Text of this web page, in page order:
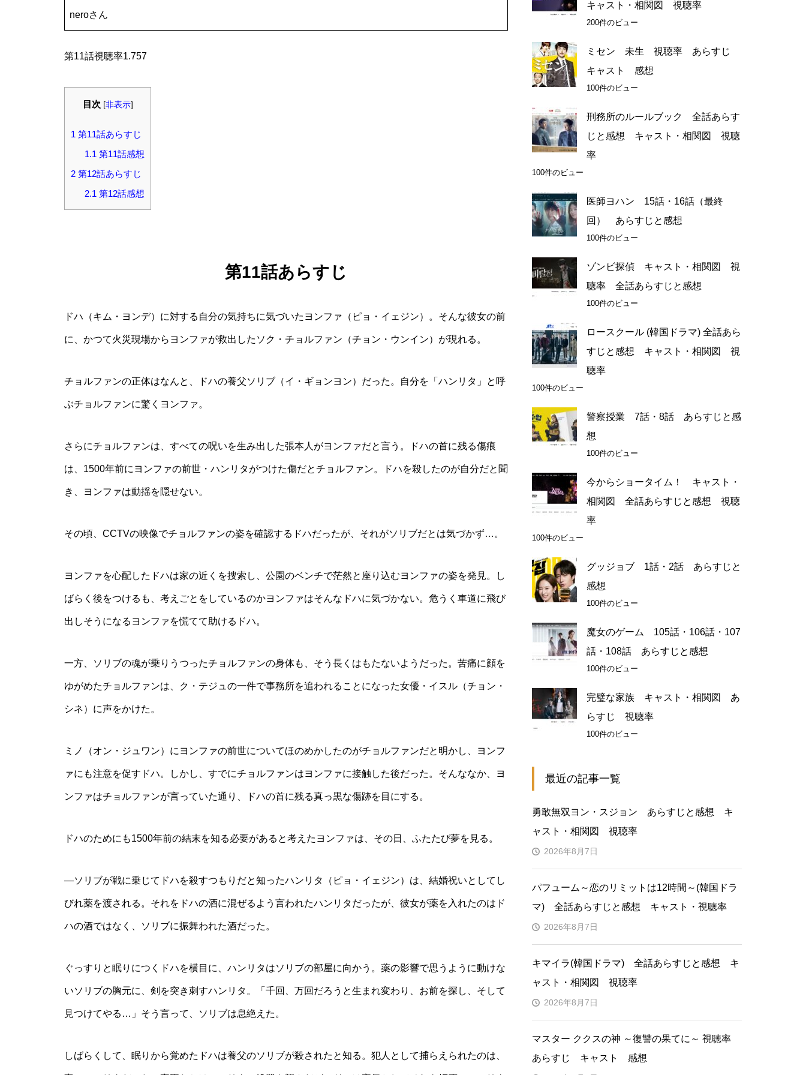
neroさん
第11話視聴率1.757
目次 [非表示]
1 第11話あらすじ
1.1 第11話感想
2 第12話あらすじ
2.1 第12話感想
第11話あらすじ
ドハ（キム・ヨンデ）に対する自分の気持ちに気づいたヨンファ（ピョ・イェジン）。そんな彼女の前
に、かつて火災現場からヨンファが救出したソク・チョルファン（チョン・ウンイン）が現れる。
チョルファンの正体はなんと、ドハの養父ソリブ（イ・ギョンヨン）だった。自分を「ハンリタ」と呼
ぶチョルファンに驚くヨンファ。
さらにチョルファンは、すべての呪いを生み出した張本人がヨンファだと言う。ドハの首に残る傷痕
は、1500年前にヨンファの前世・ハンリタがつけた傷だとチョルファン。ドハを殺したのが自分だと聞
き、ヨンファは動揺を隠せない。
その頃、CCTVの映像でチョルファンの姿を確認するドハだったが、それがソリブだとは気づかず…。
ヨンファを心配したドハは家の近くを捜索し、公園のベンチで茫然と座り込むヨンファの姿を発見。し
ばらく後をつけるも、考えごとをしているのかヨンファはそんなドハに気づかない。危うく車道に飛び
出しそうになるヨンファを慌てて助けるドハ。
一方、ソリブの魂が乗りうつったチョルファンの身体も、そう長くはもたないようだった。苦痛に顔を
ゆがめたチョルファンは、ク・テジュの一件で事務所を追われることになった女優・イスル（チョン・
シネ）に声をかけた。
ミノ（オン・ジュワン）にヨンファの前世についてほのめかしたのがチョルファンだと明かし、ヨンフ
ァにも注意を促すドハ。しかし、すでにチョルファンはヨンファに接触した後だった。そんななか、ヨ
ンファはチョルファンが言っていた通り、ドハの首に残る真っ黒な傷跡を目にする。
ドハのためにも1500年前の結末を知る必要があると考えたヨンファは、その日、ふたたび夢を見る。
―ソリブが戦に乗じてドハを殺すつもりだと知ったハンリタ（ピョ・イェジン）は、結婚祝いとしてし
びれ薬を渡される。それをドハの酒に混ぜるよう言われたハンリタだったが、彼女が薬を入れたのはド
ハの酒ではなく、ソリブに振舞われた酒だった。
ぐっすりと眠りにつくドハを横目に、ハンリタはソリブの部屋に向かう。薬の影響で思うように動けな
いソリブの胸元に、剣を突き刺すハンリタ。「千回、万回だろうと生まれ変わり、お前を探し、そして
見つけてやる…」そう言って、ソリブは息絶えた。
しばらくして、眠りから覚めたドハは養父のソリブが殺されたと知る。犯人として捕らえられたのは、
キャスト・相関図 視聴率
200件のビュー
ミセン 未生 視聴率 あらすじ
キャスト 感想
100件のビュー
刑務所のルールブック 全話あらす
じと感想 キャスト・相関図 視聴
率
100件のビュー
医師ヨハン 15話・16話（最終
回） あらすじと感想
100件のビュー
ゾンビ探偵 キャスト・相関図 視
聴率 全話あらすじと感想
100件のビュー
ロースクール (韓国ドラマ) 全話あら
すじと感想 キャスト・相関図 視
聴率
100件のビュー
警察授業 7話・8話 あらすじと感
想
100件のビュー
今からショータイム！ キャスト・
相関図 全話あらすじと感想 視聴
率
100件のビュー
グッジョブ 1話・2話 あらすじと
感想
100件のビュー
魔女のゲーム 105話・106話・107
話・108話 あらすじと感想
100件のビュー
完璧な家族 キャスト・相関図 あ
らすじ 視聴率
100件のビュー
最近の記事一覧
勇敢無双ヨン・スジョン あらすじと感想 キ
ャスト・相関図 視聴率
2026年8月7日
パフューム～恋のリミットは12時間～(韓国ドラ
マ) 全話あらすじと感想 キャスト・視聴率
2026年8月7日
キマイラ(韓国ドラマ) 全話あらすじと感想 キ
ャスト・相関図 視聴率
2026年8月7日
マスター ククスの神 ～復讐の果てに～ 視聴率
あらすじ キャスト 感想